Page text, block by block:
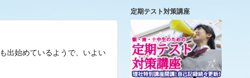
出始めているようで、いよい
定期テスト対策講座